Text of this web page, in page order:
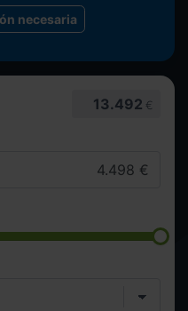
13.492 €
necesaria